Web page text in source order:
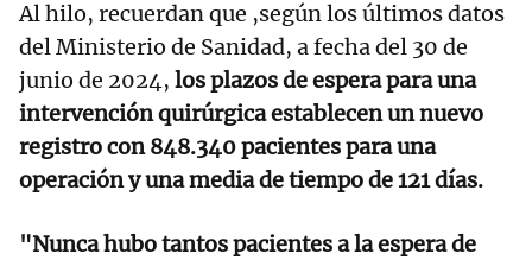
Al hilo, recuerdan que ,según los últimos datos
del Ministerio de Sanidad, a fecha del 30 de
junio de 2024, los plazos de espera para una
intervención quirúrgica establecen un nuevo
registro con 848.340 pacientes para una
operación y una media de tiempo de 121 días.
"Nunca hubo tantos pacientes a la espera de